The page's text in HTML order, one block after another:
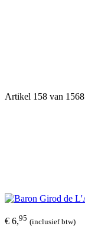
Artikel 158 van 1568
€ 6,95 (inclusief btw)